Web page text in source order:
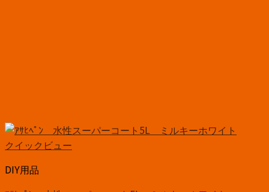
クイックビュー
DIY用品